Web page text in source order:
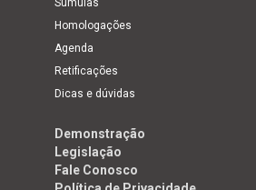
Súmulas
Homologações
Agenda
Retificações
Dicas e dúvidas
Demonstração
Legislação
Fale Conosco